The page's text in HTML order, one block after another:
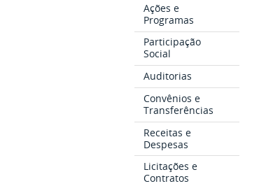
Ações e
Programas
Participação
Social
Auditorias
Convênios e
Transferências
Receitas e
Despesas
Licitações e
Contratos